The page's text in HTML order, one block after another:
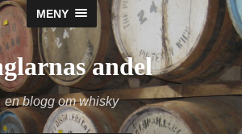
MENY
andel
en blogg om whisky